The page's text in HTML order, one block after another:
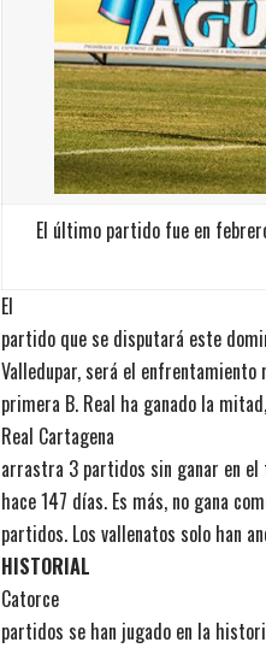
El último partido fue en
El
partido que se disputará este
Valledupar, será el
primera B. Real ha ganado la
Real Cartagena
arrastra 3 partidos sin ganar en el
hace 147 días. Es más, no gana
partidos. Los vallenatos solo han
HISTORIAL
Catorce
partidos se han jugado en la